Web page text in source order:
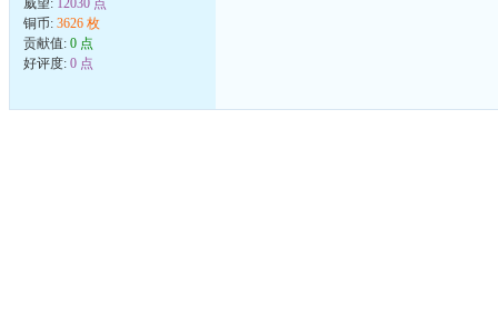
铜币: 3626 枚
贡献值: 0 点
好评度: 0 点